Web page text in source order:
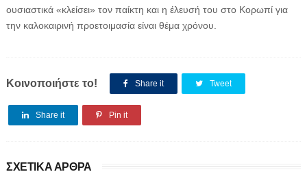
ουσιαστικά «κλείσει» τον παίκτη και η έλευσή του στο Κορωπί για
την καλοκαιρινή προετοιμασία είναι θέμα χρόνου.
Κοινοποιήστε το! Share it Tweet
Share it Pin it
ΣΧΕΤΙΚΑ ΑΡΘΡΑ